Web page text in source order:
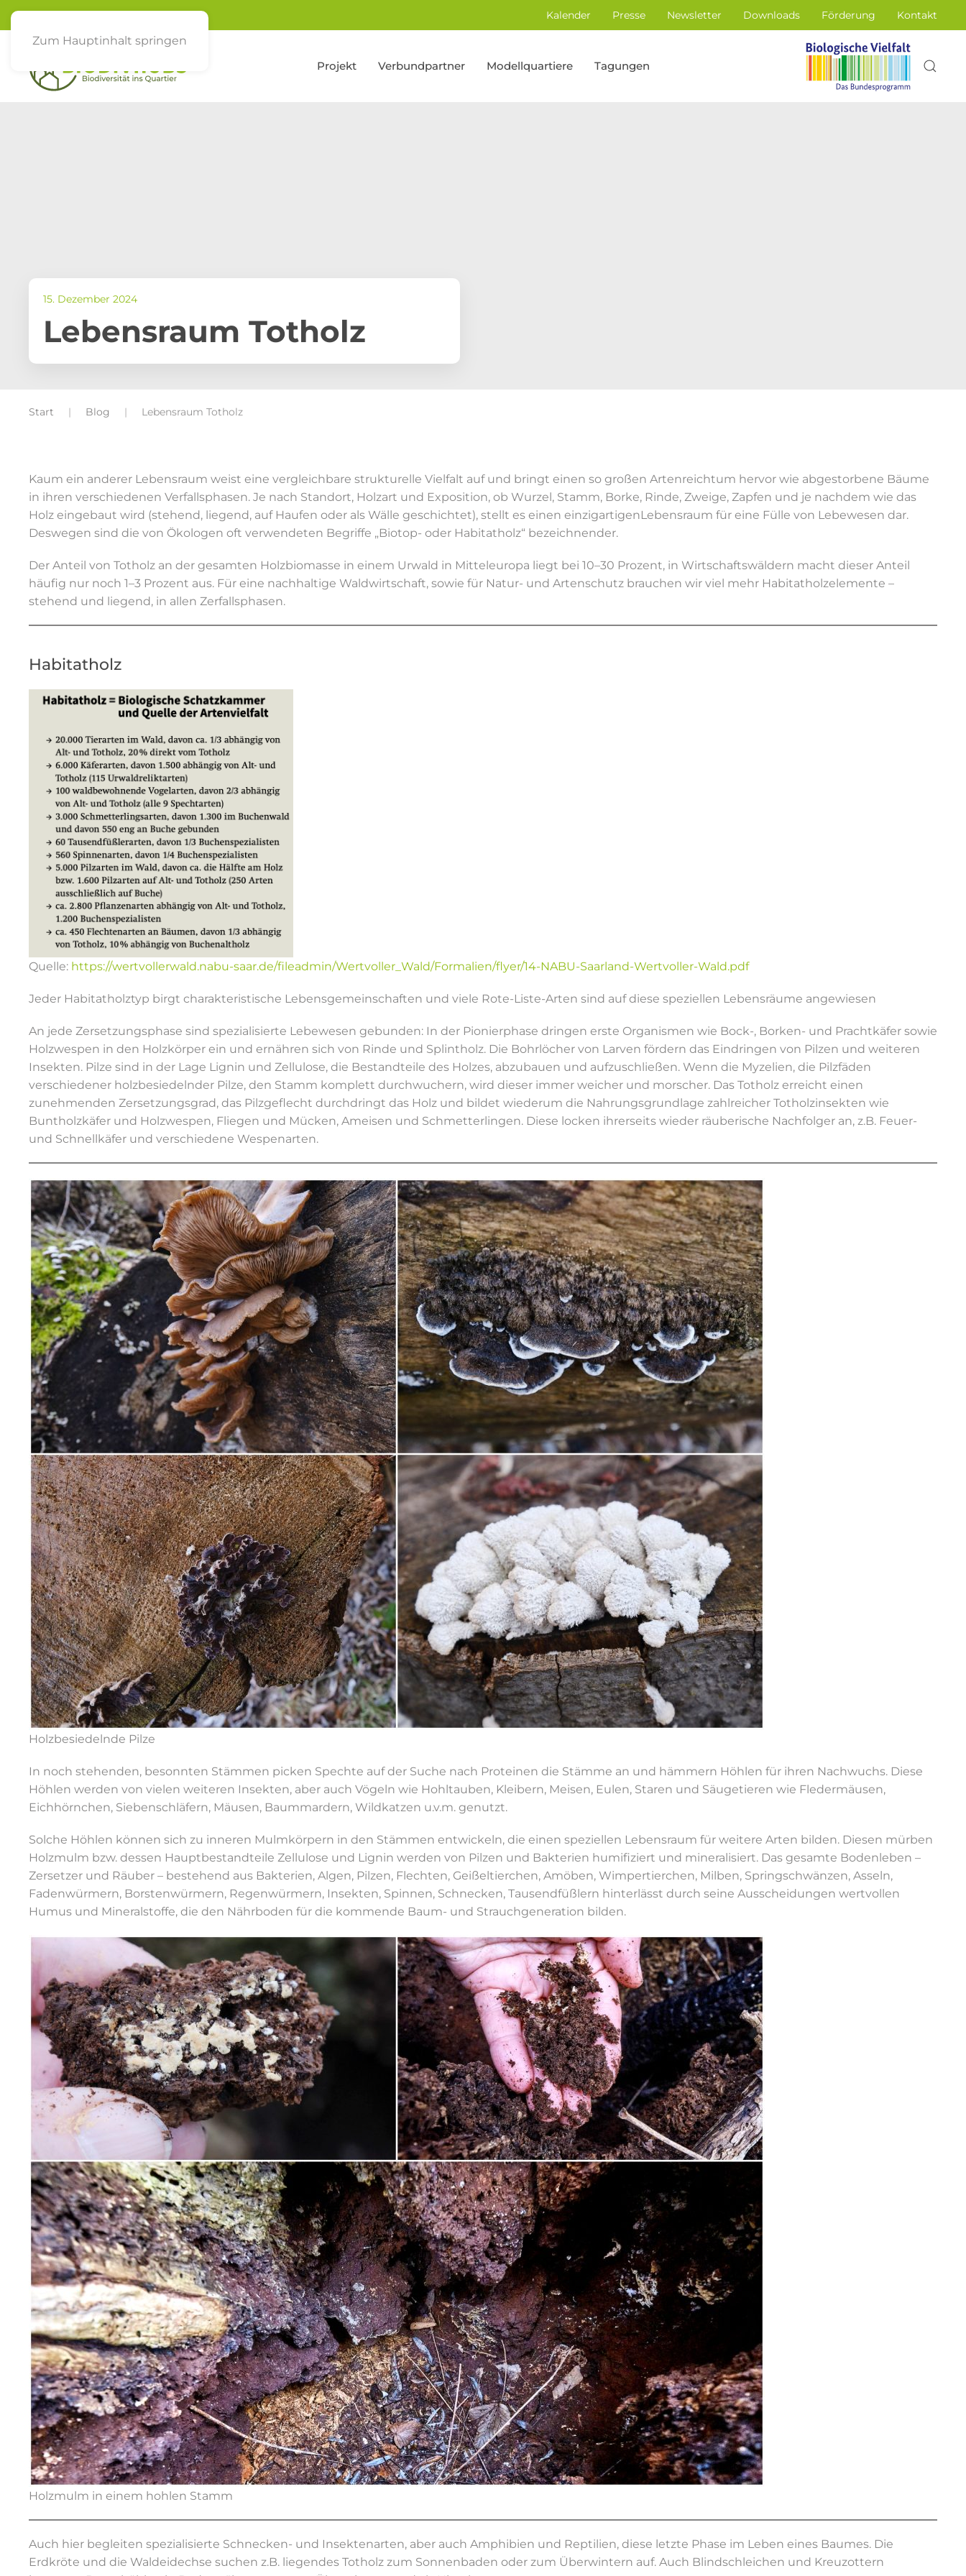
Zum Hauptinhalt springen
Kalender Presse Newsletter Downloads Förderung Kontakt
Projekt Verbundpartner Modellquartiere Tagungen
15. Dezember 2024
Lebensraum Totholz
Start Blog Lebensraum Totholz
Kaum ein anderer Lebensraum weist eine vergleichbare strukturelle Vielfalt auf und bringt einen so großen Artenreichtum hervor wie abgestorbene Bäume
in ihren verschiedenen Verfallsphasen. Je nach Standort, Holzart und Exposition, ob Wurzel, Stamm, Borke, Rinde, Zweige, Zapfen und je nachdem wie das
Holz eingebaut wird (stehend, liegend, auf Haufen oder als Wälle geschichtet), stellt es einen einzigartigenLebensraum für eine Fülle von Lebewesen dar.
Deswegen sind die von Ökologen oft verwendeten Begriffe „Biotop- oder Habitatholz“ bezeichnender.
Der Anteil von Totholz an der gesamten Holzbiomasse in einem Urwald in Mitteleuropa liegt bei 10–30 Prozent, in Wirtschaftswäldern macht dieser Anteil
häufig nur noch 1–3 Prozent aus. Für eine nachhaltige Waldwirtschaft, sowie für Natur- und Artenschutz brauchen wir viel mehr Habitatholzelemente –
stehend und liegend, in allen Zerfallsphasen.
Habitatholz
Quelle: https://wertvollerwald.nabu-saar.de/fileadmin/Wertvoller_Wald/Formalien/flyer/14-NABU-Saarland-Wertvoller-Wald.pdf
Jeder Habitatholztyp birgt charakteristische Lebensgemeinschaften und viele Rote-Liste-Arten sind auf diese speziellen Lebensräume angewiesen
An jede Zersetzungsphase sind spezialisierte Lebewesen gebunden: In der Pionierphase dringen erste Organismen wie Bock-, Borken- und Prachtkäfer sowie
Holzwespen in den Holzkörper ein und ernähren sich von Rinde und Splintholz. Die Bohrlöcher von Larven fördern das Eindringen von Pilzen und weiteren
Insekten. Pilze sind in der Lage Lignin und Zellulose, die Bestandteile des Holzes, abzubauen und aufzuschließen. Wenn die Myzelien, die Pilzfäden
verschiedener holzbesiedelnder Pilze, den Stamm komplett durchwuchern, wird dieser immer weicher und morscher. Das Totholz erreicht einen
zunehmenden Zersetzungsgrad, das Pilzgeflecht durchdringt das Holz und bildet wiederum die Nahrungsgrundlage zahlreicher Totholzinsekten wie
Buntholzkäfer und Holzwespen, Fliegen und Mücken, Ameisen und Schmetterlingen. Diese locken ihrerseits wieder räuberische Nachfolger an, z.B. Feuer-
und Schnellkäfer und verschiedene Wespenarten.
Holzbesiedelnde Pilze
In noch stehenden, besonnten Stämmen picken Spechte auf der Suche nach Proteinen die Stämme an und hämmern Höhlen für ihren Nachwuchs. Diese
Höhlen werden von vielen weiteren Insekten, aber auch Vögeln wie Hohltauben, Kleibern, Meisen, Eulen, Staren und Säugetieren wie Fledermäusen,
Eichhörnchen, Siebenschläfern, Mäusen, Baummardern, Wildkatzen u.v.m. genutzt.
Solche Höhlen können sich zu inneren Mulmkörpern in den Stämmen entwickeln, die einen speziellen Lebensraum für weitere Arten bilden. Diesen mürben
Holzmulm bzw. dessen Hauptbestandteile Zellulose und Lignin werden von Pilzen und Bakterien humifiziert und mineralisiert. Das gesamte Bodenleben –
Zersetzer und Räuber – bestehend aus Bakterien, Algen, Pilzen, Flechten, Geißeltierchen, Amöben, Wimpertierchen, Milben, Springschwänzen, Asseln,
Fadenwürmern, Borstenwürmern, Regenwürmern, Insekten, Spinnen, Schnecken, Tausendfüßlern hinterlässt durch seine Ausscheidungen wertvollen
Humus und Mineralstoffe, die den Nährboden für die kommende Baum- und Strauchgeneration bilden.
Holzmulm in einem hohlen Stamm
Auch hier begleiten spezialisierte Schnecken- und Insektenarten, aber auch Amphibien und Reptilien, diese letzte Phase im Leben eines Baumes. Die
Erdkröte und die Waldeidechse suchen z.B. liegendes Totholz zum Sonnenbaden oder zum Überwintern auf. Auch Blindschleichen und Kreuzottern